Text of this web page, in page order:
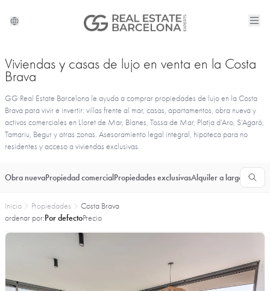
Viviendas y casas de lujo en venta en la Costa
Brava
GG Real Estate Barcelona le ayuda a comprar propiedades de lujo en la Costa
Brava para vivir e invertir: villas frente al mar, casas, apartamentos, obra nueva y
activos comerciales en Lloret de Mar, Blanes, Tossa de Mar, Platja d’Aro, S’Agaró,
Tamariu, Begur y otras zonas. Asesoramiento legal integral, hipoteca para no
residentes y acceso a viviendas exclusivas.
Obra nuevaPropiedad comercial Propiedades exclusivasAlquiler a largo plazo
Inicio Propiedades
Costa Brava
ordenar por:Por defectoPrecio